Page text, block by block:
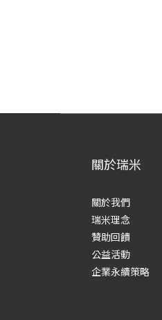
關於瑞米
關於我們
瑞米理念
贊助回饋
公益活動
企業永續策略